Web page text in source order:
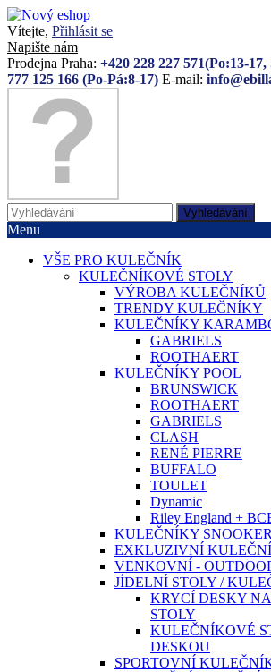
Vítejte, Přihlásit se
Napište nám
Prodejna Praha: +420 228 227 571(Po:13-
777 125 166 (Po-Pá:8-17) E-mail:
Vyhledávání
Menu
VŠE PRO KULEČNÍK
KULEČNÍKOVÉ STOLY
VÝROBA KULEČNÍKŮ
TRENDY KULEČNÍKY
KULEČNÍKY
GABRIELS
ROOTHAERT
KULEČNÍKY POOL
BRUNSWICK
ROOTHAERT
GABRIELS
CLASH
RENÉ PIERRE
BUFFALO
TOULET
Dynamic
Riley England +
KULEČNÍKY SNOOKER
EXKLUZIVNÍ
VENKOVNÍ -
JÍDELNÍ STOLY /
KRYCÍ DESKY
STOLY
KULEČNÍKOVÉ
DESKOU
SPORTOVNÍ